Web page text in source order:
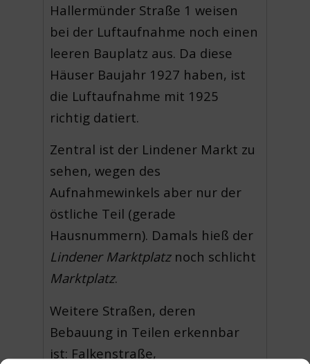
Hallermünder Straße 1 weisen
bei der Luftaufnahme noch einen
leeren Bauplatz aus. Da diese
Häuser Baujahr 1927 haben, ist
die Luftaufnahme mit 1925
richtig datiert.
Zentral ist der Lindener Markt zu
sehen, wegen des
Aufnahmewinkels aber nur der
östliche Teil (gerade
Hausnummern). Damals hieß der
Lindener Marktplatznoch schlicht
Marktplatz.
Weitere Straßen, deren
Bebauung in Teilen erkennbar
ist: Falkenstraße,